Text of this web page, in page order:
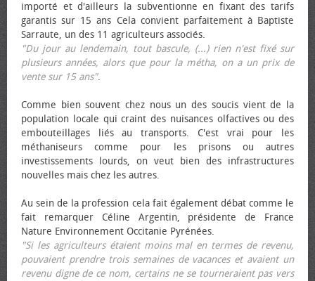
importé et d'ailleurs la subventionne en fixant des tarifs
garantis sur 15 ans Cela convient parfaitement à Baptiste
Sarraute, un des 11 agriculteurs associés.
"Du jour au lendemain, tout bascule, (...) rien n'est fixé sur
plusieurs années, alors que pour la métha, on a un prix de
vente sur 15 ans".
Comme bien souvent chez nous un des soucis vient de la
population locale qui craint des nuisances olfactives ou des
embouteillages liés au transports. C'est vrai pour les
méthaniseurs comme pour les prisons ou autres
investissements lourds, on veut bien des infrastructures
nouvelles mais chez les autres.
Au sein de la profession cela fait également débat comme le
fait remarquer Céline Argentin, présidente de France
Nature Environnement Occitanie Pyrénées.
"Si les agriculteurs étaient moins mal en termes de revenu,
pouvaient prendre trois semaines de vacances et avaient un
revenu digne de ce nom, certains ne se tourneraient pas vers